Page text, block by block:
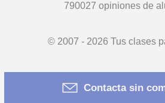
Contacta sin
790027 opiniones de
© 2007 - 2026 Tus clases
Mapa web:Profesores